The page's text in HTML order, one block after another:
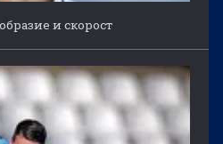
и скорост